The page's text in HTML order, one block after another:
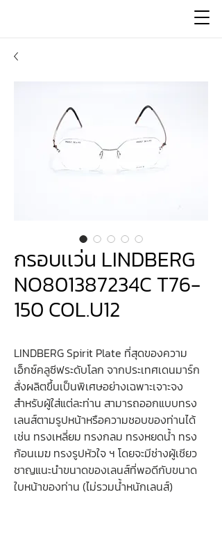
กรอบเเว่น LINDBERG
NO801387234C T76-
150 COL.U12
LINDBERG Spirit Plate ที่สุดของความ
เอ็กซ์คลูซีฟระดับโลก จากประเทศเดนมาร์ก
สั่งผลิตขึ้นเป็นพิเศษอย่างเฉพาะเจาะจง
สำหรับผู้ใส่แต่ละท่าน สามารถออกแบบทรง
เลนส์ตามรูปหน้าหรือความชอบของท่านได้
เช่น ทรงเหลี่ยม ทรงกลม ทรงหยดน้ำ ทรง
ก้อนเมฆ ทรงรูปหัวใจ ฯ โดยจะมีช่างผู้เชียว
ชาญแนะนำขนาดของเลนส์ที่พอดีกับขนาด
ใบหน้าของท่าน (ไม่รวมน้ำหนักเลนส์)